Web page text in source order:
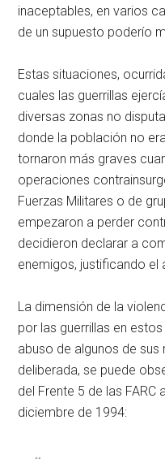
inaceptables, en varios
de un supuesto poderío
Estas situaciones,
cuales las guerrillas
diversas zonas no
donde la población no
tornaron más graves
operaciones
Fuerzas Militares o de
empezaron a perder
decidieron declarar a
enemigos, justificando el
La dimensión de la
por las guerrillas en
abuso de algunos de
deliberada, se puede
del Frente 5 de las FARC
diciembre de 1994: